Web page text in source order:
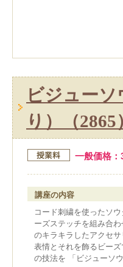
ビジュー
り）（2865
一般価格：
講座の内容
コード刺繍を使ったソ
ーズステッチを組み合
のキラキラしたアクセ
表情とそれを飾るビー
の技法を 「ビジューソ